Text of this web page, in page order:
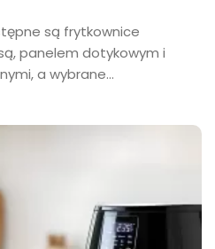
są frytkownice
panelem dotykowym i
a wybrane...